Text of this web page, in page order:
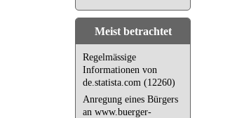
Meist betrachtet
Regelmässige
Informationen von
de.statista.com (12260)
Anregung eines Bürgers
an www.buerger-